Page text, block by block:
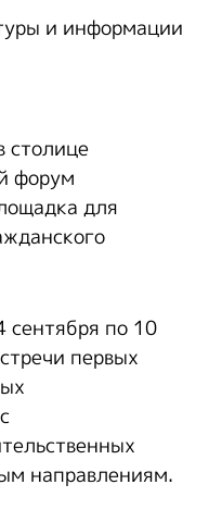
и информации
столице
форум
для
сентября по 10
первых
направлениям.